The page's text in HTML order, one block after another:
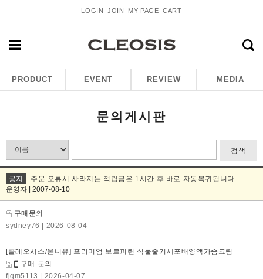
LOGIN JOIN MY PAGE CART
PRODUCT EVENT REVIEW MEDIA
문의게시판
검색
공지
주문 오류시 사라지는 적립금은 1시간 후 바로 자동복귀됩니다.
운영자 | 2007-08-10
구매문의
sydney76
| 2026-08-04
[클레오시스/온니유] 프리미엄 보르피린 식물줄기세포배양액가슴크림
구매 문의
fjqm5113
| 2026-04-07